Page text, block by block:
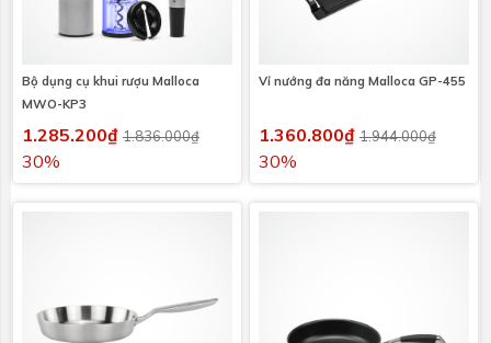
Bộ dụng cụ khui rượu Malloca
MWO-KP3
1.285.200₫ 1.836.000₫
30%
Vỉ nướng đa năng Malloca GP-455
1.360.800₫ 1.944.000₫
30%